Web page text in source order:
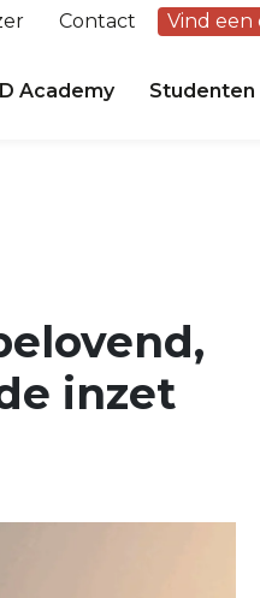
Contact Vind een
Academy Studenten
inzet